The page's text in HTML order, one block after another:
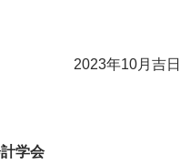
2023年10月吉日
学会